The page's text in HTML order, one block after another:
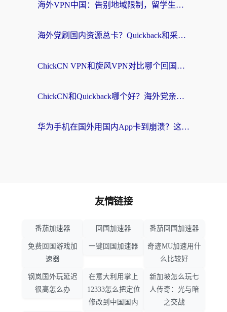
海外VPN中国：告别地域限制，留学生与华人如何轻松刷国内剧、玩国服？
海外党刷国内资源总卡？Quickback和采集蜂好用吗？这篇指南帮你避坑
ChickCN VPN和旋风VPN对比哪个回国效果更好？海外党亲测实用指南
ChickCN和Quickback哪个好？海外党亲测回国加速器，轻松解锁国内资源（附避坑指南）
华为手机在国外用国内App卡到崩溃？这篇加速器指南帮你无缝刷剧打游戏
友情链接
番茄加速器 回国加速器 番茄回国加速器
免费回国游戏加
速器
一键回国加速器
奇迹MU加速用什
么比较好
钢岚国外玩延迟
很高怎么办
在意大利用掌上
12333怎么把定位
修改到中国国内
新加坡怎么玩七
人传奇：光与暗
之交战